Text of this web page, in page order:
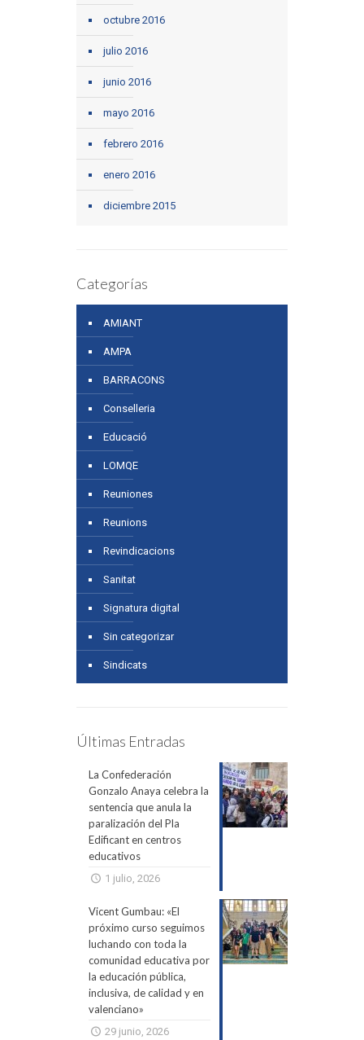
octubre 2016
julio 2016
junio 2016
mayo 2016
febrero 2016
enero 2016
diciembre 2015
Categorías
AMIANT
AMPA
BARRACONS
Conselleria
Educació
LOMQE
Reuniones
Reunions
Revindicacions
Sanitat
Signatura digital
Sin categorizar
Sindicats
Últimas Entradas
La Confederación
Gonzalo Anaya celebra la
sentencia que anula la
paralización del Pla
Edificant en centros
educativos
1 julio, 2026
Vicent Gumbau: «El
próximo curso seguimos
luchando con toda la
comunidad educativa por
la educación pública,
inclusiva, de calidad y en
valenciano»
29 junio, 2026